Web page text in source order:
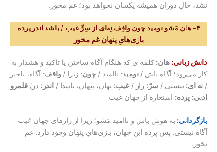
نشد، حالِ دوران همیشه یکسان نخواهد بود؛ غم مخور.
۴- هان مَشو نومید چون واقِف نِه‌ای از سِرِّ غیب / باشد اندر پرده
بازی‌هایِ پنهان غم مخور
دانش زبانی: هان: کلمه‌ای که هنگام آگاه ساختن یا تأکید و هشدار به
کار می‌رود؛ آگاه باش / نومید: ناامید / چون: زیرا / واقف: آگاه، باخبر
/ نه ای: نیستی / سرّ: راز / غیب: نهان، پنهان، ناپیدا / اندر: در/ قلمرو
ادبی: پرده: استعاره از جهان غیب
بازگردانی: به هوش باش و ناامید مَشو؛ زیرا از رازهای جهان غیب
آگاه نیستی. پس پرده این جهان، بازی‌هایِ پنهان وجود دارد. غم
نخور.